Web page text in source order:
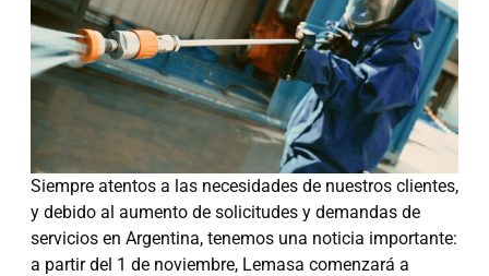
Siempre atentos a las necesidades de nuestros clientes,
y debido al aumento de solicitudes y demandas de
servicios en Argentina, tenemos una noticia importante:
a partir del 1 de noviembre, Lemasa comenzará a